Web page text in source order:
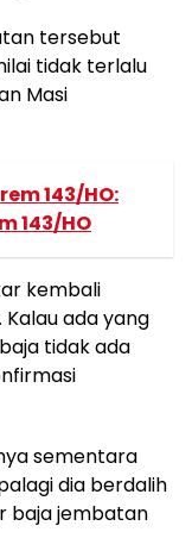
tersebut
tidak terlalu
Masi
143/HO:
143/HO
kembali
ada yang
tidak ada
sementara
dia berdalih
baja jembatan